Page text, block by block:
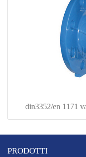
din3352/en 1171
PRODOTTI